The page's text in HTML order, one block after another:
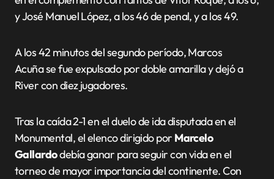
y José Manuel López, a los 46 de penal, y a los 49.
A los 42 minutos del segundo período, Marcos
Acuña se fue expulsado por doble amarilla y dejó a
River con diez jugadores.
Tras la caída 2-1 en el duelo de ida disputada en el
Monumental, el elenco dirigido por Marcelo
Gallardodebía ganar para seguir con vida en el
torneo de mayor importancia del continente. Con